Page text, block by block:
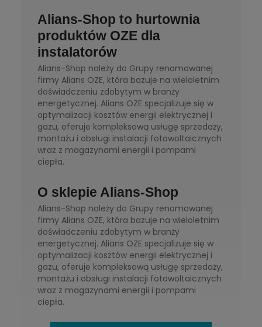
Alians-Shop to hurtownia
produktów OZE dla
instalatorów
Alians-Shop należy do Grupy renomowanej
firmy Alians OZE, która bazuje na wieloletnim
doświadczeniu zdobytym w branży
energetycznej. Alians OZE specjalizuje się w
optymalizacji kosztów energii elektrycznej i
gazu, oferuje kompleksową usługę sprzedaży,
montażu i obsługi instalacji fotowoltaicznych
wraz z magazynami energii i pompami
ciepła.
O sklepie Alians-Shop
Alians-Shop należy do Grupy renomowanej
firmy Alians OZE, która bazuje na wieloletnim
doświadczeniu zdobytym w branży
energetycznej. Alians OZE specjalizuje się w
optymalizacji kosztów energii elektrycznej i
gazu, oferuje kompleksową usługę sprzedaży,
montażu i obsługi instalacji fotowoltaicznych
wraz z magazynami energii i pompami
ciepła.